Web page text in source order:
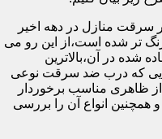
سرقت منازل در دهه اخیر
تر شده است،از این رو می
شده در آن،بالاترین
که درب ضد سرقت نوعی
ظاهری مناسب برخوردار
انواع آن را بررسی